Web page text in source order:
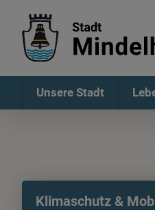
Unsere Stadt
Klimaschutz &